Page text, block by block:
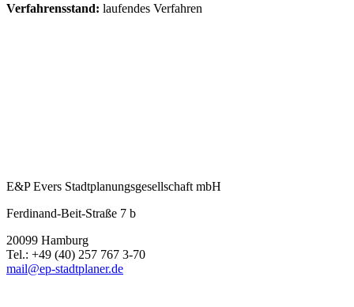
Verfahrensstand: laufendes Verfahren
E&P Evers Stadtplanungsgesellschaft mbH
Ferdinand-Beit-Straße 7 b
20099 Hamburg
Tel.: +49 (40) 257 767 3-70
mail@ep-stadtplaner.de